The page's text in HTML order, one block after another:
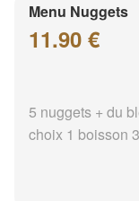
Menu Nuggets
11.90 €
5 nuggets + du
choix 1 boisson